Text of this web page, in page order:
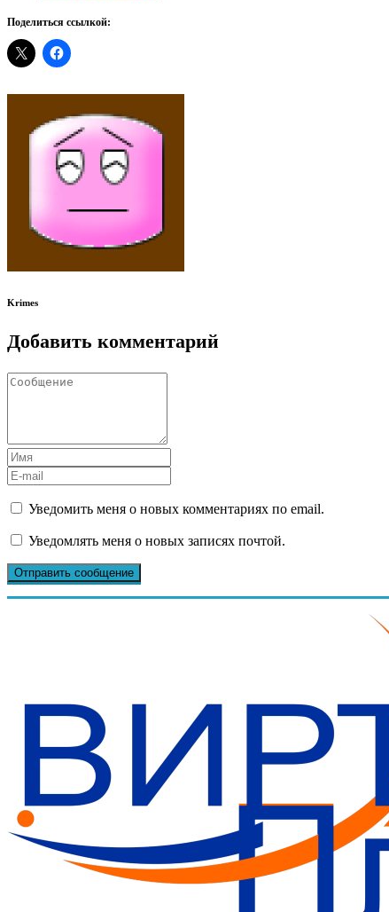
Поделиться ссылкой:
Krimes
Добавить комментарий
Уведомить меня о новых комментариях по email.
Уведомлять меня о новых записях почтой.